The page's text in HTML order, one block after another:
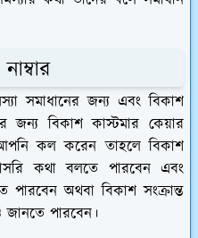
সমাধানের জন্য এবং বিকাশ
জন্য বিকাশ কাস্টমার কেয়ার
আপনি কল করেন তাহলে বিকাশ
কথা বলতে পারবেন এবং
অথবা বিকাশ সংক্রান্ত
পারবেন।